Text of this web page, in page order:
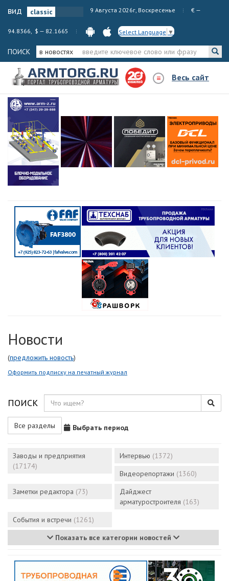
вид 9 Августа 2026г, Воскресенье € —
94.8366, $ — 82.1665 Select Language ▼
ПОИСК в новостях
Весь сайт
Новости
(предложить новость)
Оформить подписку на печатный журнал
ПОИСК
Все разделы Выбрать период
Заводы и предприятия
(17174)
Интервью (1372)
Видеорепортажи (1360)
Заметки редактора (73)
Дайджест
арматуростроителя (163)
События и встречи (1261)
Показать все категории новостей